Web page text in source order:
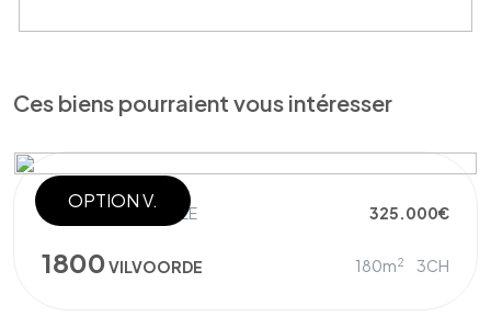
Ces biens pourraient vous intéresser
OPTION V.
MAISON UNIFAMILIALE 325.000€
1800VILVOORDE 180m2 3CH